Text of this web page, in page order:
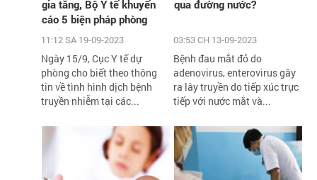
gia tăng, Bộ Y tế khuyến
cáo 5 biện pháp phòng
chống
11:12 SA 19-09-2023
Ngày 15/9, Cục Y tế dự
phòng cho biết theo thông
tin về tình hình dịch bệnh
truyền nhiễm tại các...
qua đường nước?
03:53 CH 13-09-2023
Bệnh đau mắt đỏ do
adenovirus, enterovirus gây
ra lây truyền do tiếp xúc trực
tiếp với nước mắt và...